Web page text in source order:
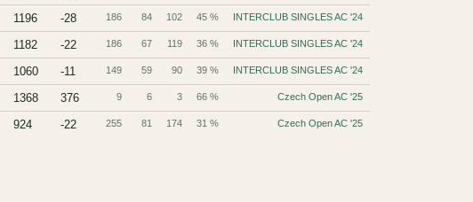
1196 -28 186 84 102 45 % INTERCLUB SINGLES AC '24
1182 -22 186 67 119 36 % INTERCLUB SINGLES AC '24
1060 -11 149 59 90 39 % INTERCLUB SINGLES AC '24
1368 376 9 6 3 66 % Czech Open AC '25
924 -22 255 81 174 31 % Czech Open AC '25